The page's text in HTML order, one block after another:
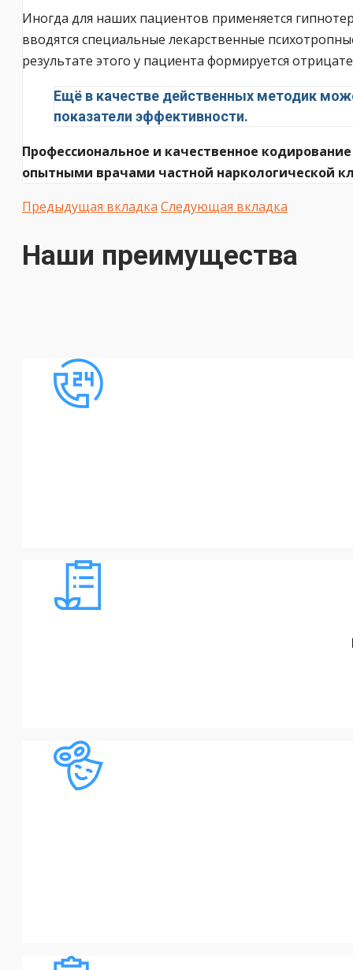
Иногда для наших пациентов применяется
вводятся специальные лекарственные
результате этого у пациента формируется
Ещё в качестве действенных методик
показатели эффективности.
Профессиональное и качественное
опытными врачами частной наркологической
Предыдущая вкладка Следующая вкладка
Наши преимущества